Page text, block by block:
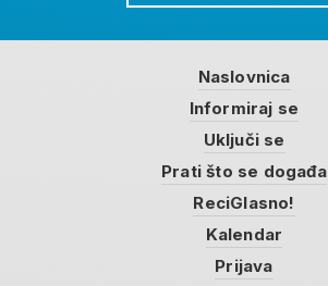
Naslovnica
Informiraj se
Uključi se
Prati što se događa
ReciGlasno!
Kalendar
Prijava